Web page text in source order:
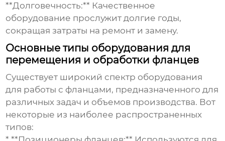
**Долговечность:** Качественное
оборудование прослужит долгие годы,
сокращая затраты на ремонт и замену.
Основные типы оборудования для
перемещения и обработки фланцев
Существует широкий спектр оборудования
для работы с фланцами, предназначенного для
различных задач и объемов производства. Вот
некоторые из наиболее распространенных
типов: